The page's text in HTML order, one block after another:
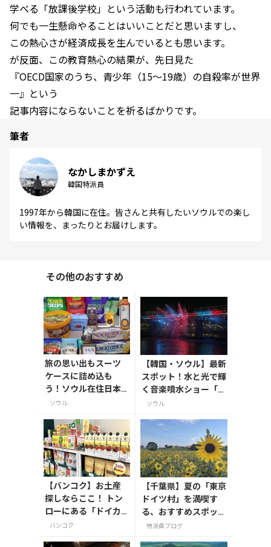
学べる「放課後学校」という活動も行われています。
何でも一生懸命やることはいいことだと思いますし、
この熱心さが経済成長を生んでいるとも思います。
が反面、この教育熱心の結果が、先日見た
『OECD国家のうち、青少年（15～19歳）の自殺率が世界
一』という
記事内容にならないことを祈るばかりです。
筆者
なかしまかずえ
韓国特派員
1997年から韓国に在住。皆さんと共有したいソウルでの楽し
い情報を、まったりとお届けします。
その他のおすすめ
旅の思い出もスーツ
ケースに詰め込も
う！ソウル在住日本
人ライターおすすめ
ソウル
【韓国・ソウル】最新
スポット！水と光で輝
く音楽噴水ショー「京
春鉄橋 音楽噴水」
ソウル
【バンコク】お土産
探しならここ！ トン
ローにある「ドイカ
ム」の専門店へ
バンコク
【千葉県】夏の「東京
ドイツ村」を満喫す
る、おすすめスポット
3選
特派員ブログ